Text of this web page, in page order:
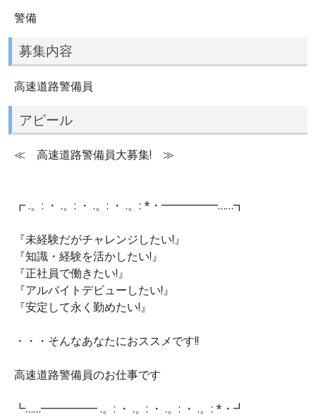
警備
募集内容
高速道路警備員
アピール
≪ 高速道路警備員大募集! ≫
┏ .。: ・ .。: ・ .。: ・ .。: *・━━━━━……┓
『未経験だがチャレンジしたい!』
『知識・経験を活かしたい!』
『正社員で働きたい!』
『アルバイトデビューしたい!』
『安定して永く勤めたい!』
・・・そんなあなたにおススメです!!
高速道路警備員のお仕事です
┗……━━━━━ .。: ・ .。: ・ .。: ・ .。: *・┛